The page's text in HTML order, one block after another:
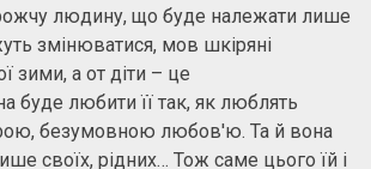
людину, що буде належати лише
змінюватися, мов шкіряні
зими, а от діти – це
буде любити її так, як люблять
безумовною любов'ю. Та й вона
своїх, рідних… Тож саме цього їй і